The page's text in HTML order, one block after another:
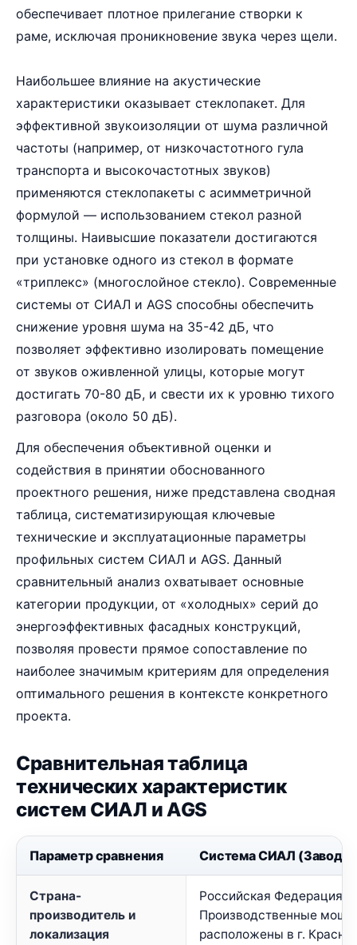
обеспечивает плотное прилегание створки к
раме, исключая проникновение звука через щели.
Наибольшее влияние на акустические
характеристики оказывает стеклопакет. Для
эффективной звукоизоляции от шума различной
частоты (например, от низкочастотного гула
транспорта и высокочастотных звуков)
применяются стеклопакеты с асимметричной
формулой — использованием стекол разной
толщины. Наивысшие показатели достигаются
при установке одного из стекол в формате
«триплекс» (многослойное стекло). Современные
системы от СИАЛ и AGS способны обеспечить
снижение уровня шума на 35-42 дБ, что
позволяет эффективно изолировать помещение
от звуков оживленной улицы, которые могут
достигать 70-80 дБ, и свести их к уровню тихого
разговора (около 50 дБ).
Для обеспечения объективной оценки и
содействия в принятии обоснованного
проектного решения, ниже представлена сводная
таблица, систематизирующая ключевые
технические и эксплуатационные параметры
профильных систем СИАЛ и AGS. Данный
сравнительный анализ охватывает основные
категории продукции, от «холодных» серий до
энергоэффективных фасадных конструкций,
позволяя провести прямое сопоставление по
наиболее значимым критериям для определения
оптимального решения в контексте конкретного
проекта.
Сравнительная таблица
технических характеристик
систем СИАЛ и AGS
Параметр сравнения Система СИАЛ (Завод
Страна-
производитель и
локализация
Российская Федерация.
Производственные
расположены в г.